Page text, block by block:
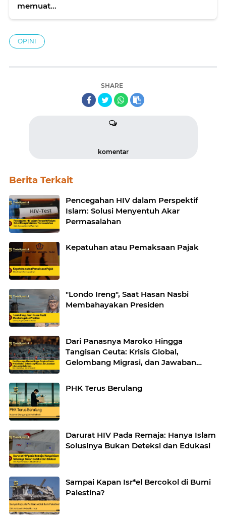
memuat...
OPINI
SHARE
komentar
Berita Terkait
Pencegahan HIV dalam Perspektif
Islam: Solusi Menyentuh Akar
Permasalahan
Kepatuhan atau Pemaksaan Pajak
"Londo Ireng", Saat Hasan Nasbi
Membahayakan Presiden
Dari Panasnya Maroko Hingga
Tangisan Ceuta: Krisis Global,
Gelombang Migrasi, dan Jawaban
PHK Terus Berulang
Darurat HIV Pada Remaja: Hanya Islam
Solusinya Bukan Deteksi dan Edukasi
Sampai Kapan Isr*el Bercokol di Bumi
Palestina?